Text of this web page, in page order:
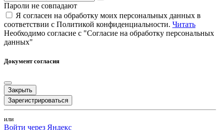
Пароли не совпадают
Я согласен на обработку моих персональных данных в
соответствии с Политикой конфиденциальности. Читать
Необходимо согласие с "Согласие на обработку персональных
данных"
Документ согласия
Закрыть
Зарегистрироваться
или
Войти через Яндекс